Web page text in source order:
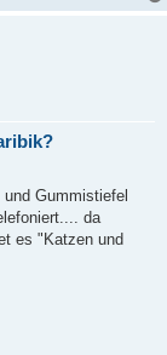
Gummistiefel
da
es "Katzen und